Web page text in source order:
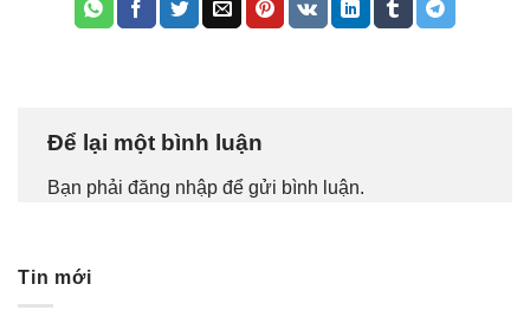
Để lại một bình luận
Bạn phải đăng nhập để gửi bình luận.
Tin mới